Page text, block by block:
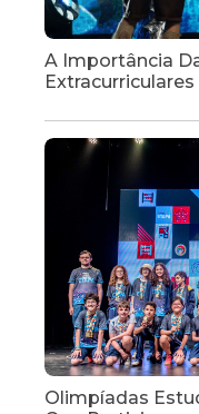
A Importância
Olimpíadas